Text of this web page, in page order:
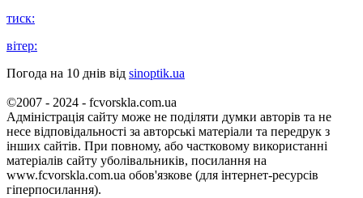
тиск:
вітер:
Погода на 10 днів від sinoptik.ua
©2007 - 2024 - fcvorskla.com.ua
Адміністрація сайту може не поділяти думки авторів та не
несе відповідальності за авторські матеріали та передрук з
інших сайтів. При повному, або частковому використанні
матеріалів сайту уболівальників, посилання на
www.fcvorskla.com.ua обов'язкове (для інтернет-ресурсів
гіперпосилання).